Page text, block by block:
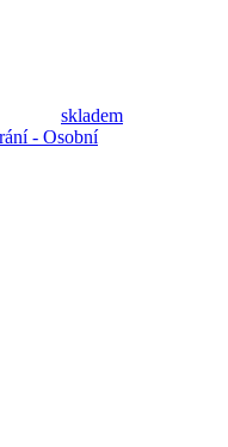
skladem
- Osobní